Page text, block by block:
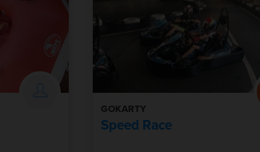
GOKARTY
Speed Race